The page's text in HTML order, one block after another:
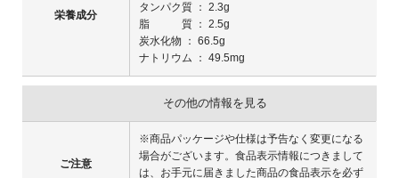
栄養成分
タンパク質 ： 2.3g
脂 質 ： 2.5g
炭水化物 ： 66.5g
ナトリウム ： 49.5mg
その他の情報を見る
ご注意
※商品パッケージや仕様は予告なく変更になる
場合がございます。食品表示情報につきまして
は、お手元に届きました商品の食品表示を必ず